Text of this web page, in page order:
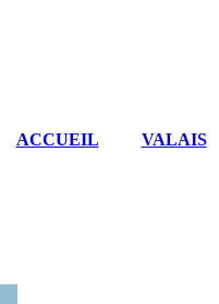
ACCUEIL VALAIS